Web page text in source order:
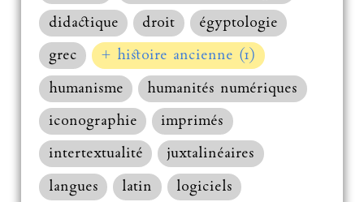
didactique
droit
égyptologie
grec
+ histoire ancienne (1)
humanisme
humanités numériques
iconographie
imprimés
intertextualité
juxtalinéaires
langues
latin
logiciels